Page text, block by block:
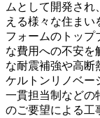
ムとして開発され
える様々な住まい
フォームのトップ
な費用への不安
な耐震補強や高断
ケルトンリノベー
一貫担当制など
のご要望による工